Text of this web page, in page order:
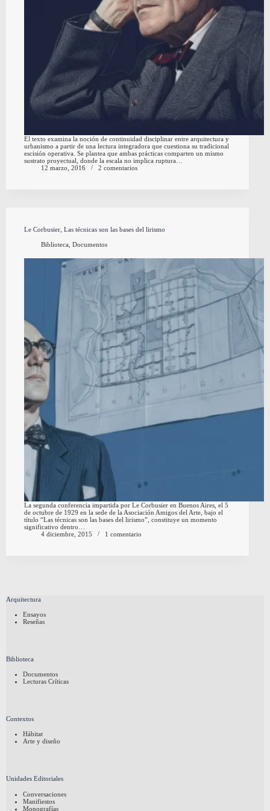
El texto examina la noción de continuidad disciplinar entre arquitectura y
urbanismo a partir de una lectura integradora que cuestiona su tradicional
escisión operativa. Se plantea que ambas prácticas comparten un mismo
sustrato proyectual, donde la escala no implica ruptura…
12 marzo, 2016
2 comentarios
Le Corbusier, Las técnicas son las bases del lirismo
Biblioteca, Documentos
La segunda conferencia impartida por Le Corbusier en Buenos Aires, el 5
de octubre de 1929 en la sede de la Asociación Amigos del Arte, bajo el
título “Las técnicas son las bases del lirismo”, constituye un momento
significativo dentro…
4 diciembre, 2015
1 comentario
Arquitectura
Ensayos
Reseñas
Biblioteca
Documentos
Lecturas Críticas
Contextos
Hábitat
Arte y diseño
Unidades Editoriales
Conversaciones
Manifiestos
Monografías